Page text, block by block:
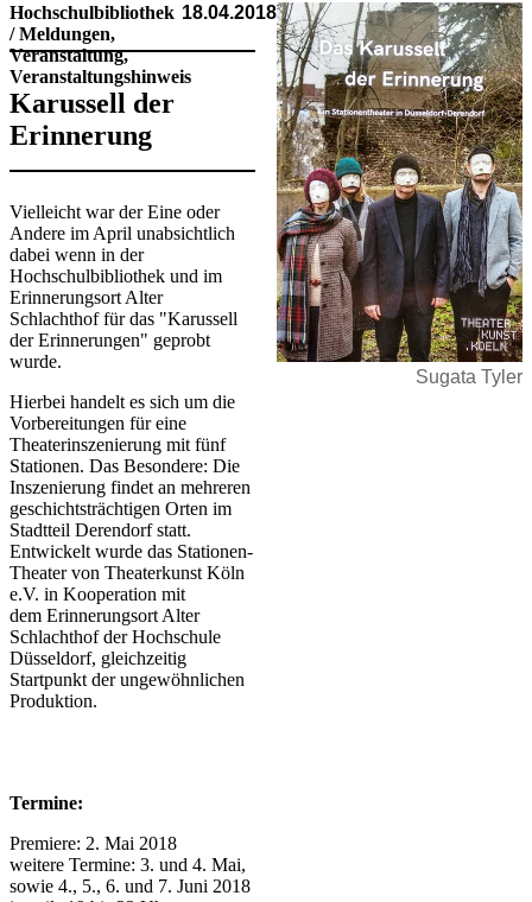
Hochschulbibliothek
/ Meldungen,
Veranstaltung,
Veranstaltungshinweis
18.04.2018
Karussell der
Erinnerung
Vielleicht war der Eine oder
Andere im April unabsichtlich
dabei wenn in der
Hochschulbibliothek und im
Erinnerungsort Alter
Schlachthof für das "Karussell
der Erinnerungen" geprobt
wurde.
Hierbei handelt es sich um die
Vorbereitungen für eine
Theaterinszenierung mit fünf
Stationen. Das Besondere: Die
Inszenierung findet an mehreren
geschichtsträchtigen Orten im
Stadtteil Derendorf statt.
Entwickelt wurde das Stationen-
Theater von Theaterkunst Köln
e.V. in Kooperation mit
dem Erinnerungsort Alter
Schlachthof der Hochschule
Düsseldorf, gleichzeitig
Startpunkt der ungewöhnlichen
Produktion.
Termine:
Premiere: 2. Mai 2018
weitere Termine: 3. und 4. Mai,
sowie 4., 5., 6. und 7. Juni 2018
Sugata Tyler